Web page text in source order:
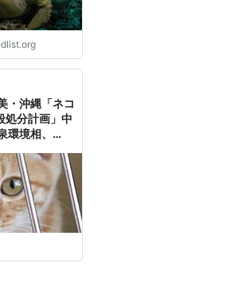
沖縄「ネコ
分計画」中
環境相、